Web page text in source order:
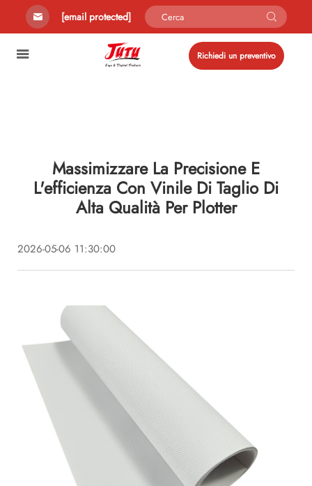
[email protected]
Richiedi un preventivo
Massimizzare La Precisione E
L'efficienza Con Vinile Di Taglio Di
Alta Qualità Per Plotter
2026-05-06 11:30:00